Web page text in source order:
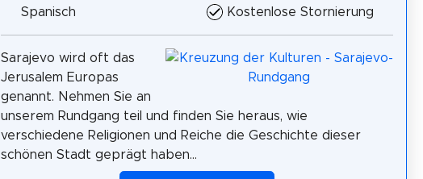
Spanisch
Kostenlose Stornierung
Sarajevo wird oft das
Jerusalem Europas
genannt. Nehmen Sie an
unserem Rundgang teil und finden Sie heraus, wie
verschiedene Religionen und Reiche die Geschichte dieser
schönen Stadt geprägt haben...